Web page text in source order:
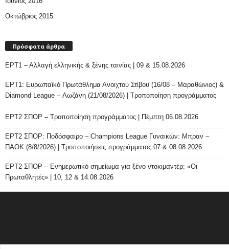
Οκτώβριος 2015
Πρόσφατα άρθρα
ΕΡΤ1 – Αλλαγή ελληνικής & ξένης ταινίας | 09 & 15.08.2026
ΕΡΤ1: Ευρωπαϊκό Πρωτάθλημα Ανοιχτού Στίβου (16/08 – Μαραθώνιος) &
Diamond League – Λωζάνη (21/08/2026) | Τροποποίηση προγράμματος
ΕΡΤ2 ΣΠΟΡ – Τροποποίηση προγράμματος | Πέμπτη 06.08.2026
ΕΡΤ2 ΣΠΟΡ: Ποδόσφαιρο – Champions League Γυναικών: Μπραν –
ΠΑΟΚ (8/8/2026) | Τροποποιήσεις προγράμματος 07 & 08.08.2026
ΕΡΤ2 ΣΠΟΡ – Ενημερωτικό σημείωμα για ξένο ντοκιμαντέρ: «Οι
Πρωταθλητές» | 10, 12 & 14.08.2026